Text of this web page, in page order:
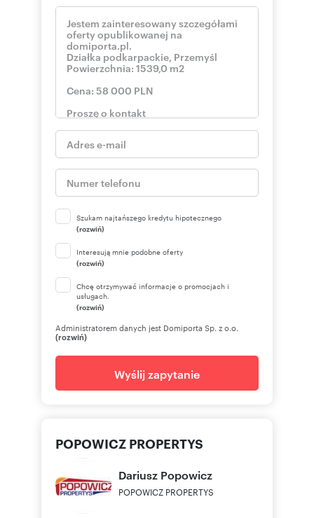
Szukam najtańszego kredytu hipotecznego
(rozwiń)
Interesują mnie podobne oferty
(rozwiń)
Chcę otrzymywać informacje o promocjach i
usługach.
(rozwiń)
Administratorem danych jest Domiporta Sp. z o.o.
(rozwiń)
Wyślij zapytanie
POPOWICZ PROPERTYS
Dariusz Popowicz
POPOWICZ PROPERTYS